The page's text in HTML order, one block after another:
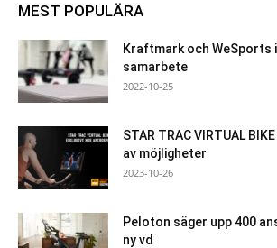
MEST POPULÄRA
Kraftmark och
samarbete
2022-10-25
STAR TRAC VIRTUAL
av möjligheter
2023-10-26
Peloton säger upp 400
ny vd